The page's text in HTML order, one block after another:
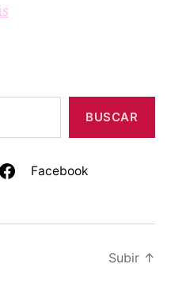
BUSCAR
Facebook
Subir ↑